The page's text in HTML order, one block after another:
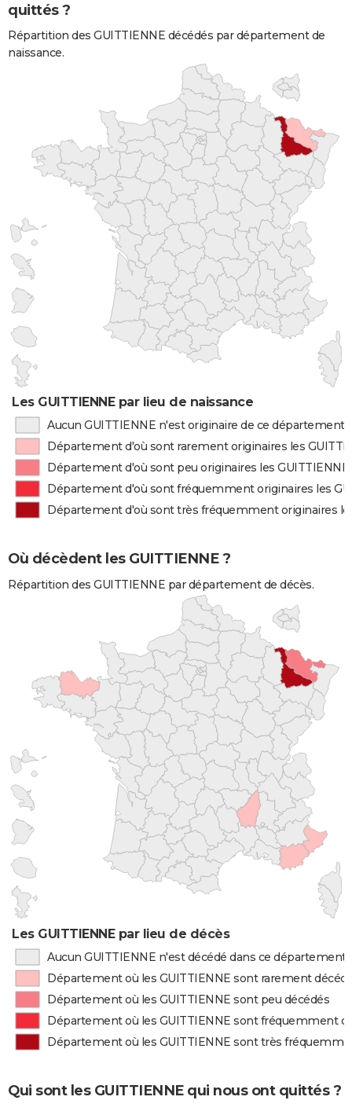
quittés ?
Répartition des GUITTIENNE décédés par département de
naissance.
Les GUITTIENNE par lieu de naissance
Aucun GUITTIENNE n'est originaire de ce département
Département d'où sont rarement originaires les
Département d'où sont peu originaires les GUITTIENNE
Département d'où sont fréquemment originaires les
Département d'où sont très fréquemment originaires
Où décèdent les GUITTIENNE ?
Répartition des GUITTIENNE par département de décès.
Les GUITTIENNE par lieu de décès
Aucun GUITTIENNE n'est décédé dans ce département
Département où les GUITTIENNE sont rarement
Département où les GUITTIENNE sont peu décédés
Département où les GUITTIENNE sont fréquemment
Département où les GUITTIENNE sont très
Qui sont les GUITTIENNE qui nous ont quittés ?